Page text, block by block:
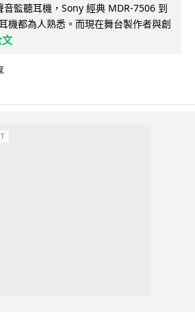
監聽耳機，Sony 經典 MDR-7506 到
機都為人熟悉。而現在舞台製作者與創